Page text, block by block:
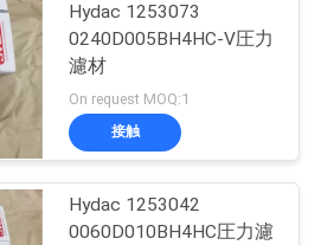
Hydac 1253073
0240D005BH4HC-V圧力
濾材
On request MOQ:1
接触
Hydac 1253042
0060D010BH4HC圧力濾